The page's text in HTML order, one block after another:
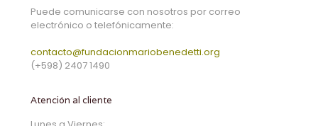
Puede comunicarse con nosotros por correo
electrónico o telefónicamente:
contacto@fundacionmariobenedetti.org
(+598) 2407 1490
Atención al cliente